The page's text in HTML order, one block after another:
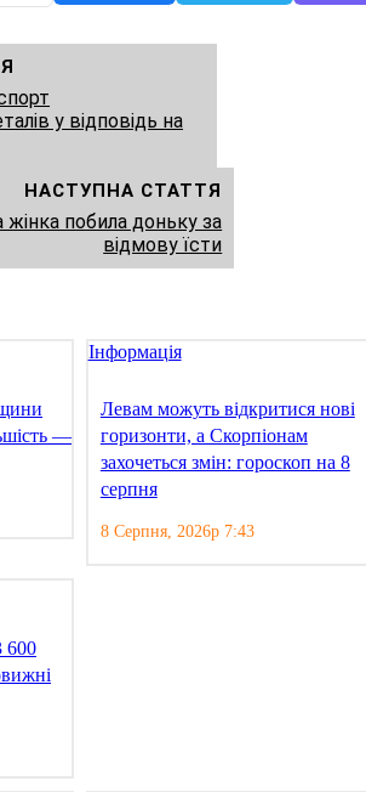
у відповідь на
НАСТУПНА СТАТТЯ
жінка побила доньку за
відмову їсти
—
Інформація
Левам можуть відкритися нові
горизонти, а Скорпіонам
захочеться змін: гороскоп на 8
серпня
8 Серпня, 2026р 7:43
600